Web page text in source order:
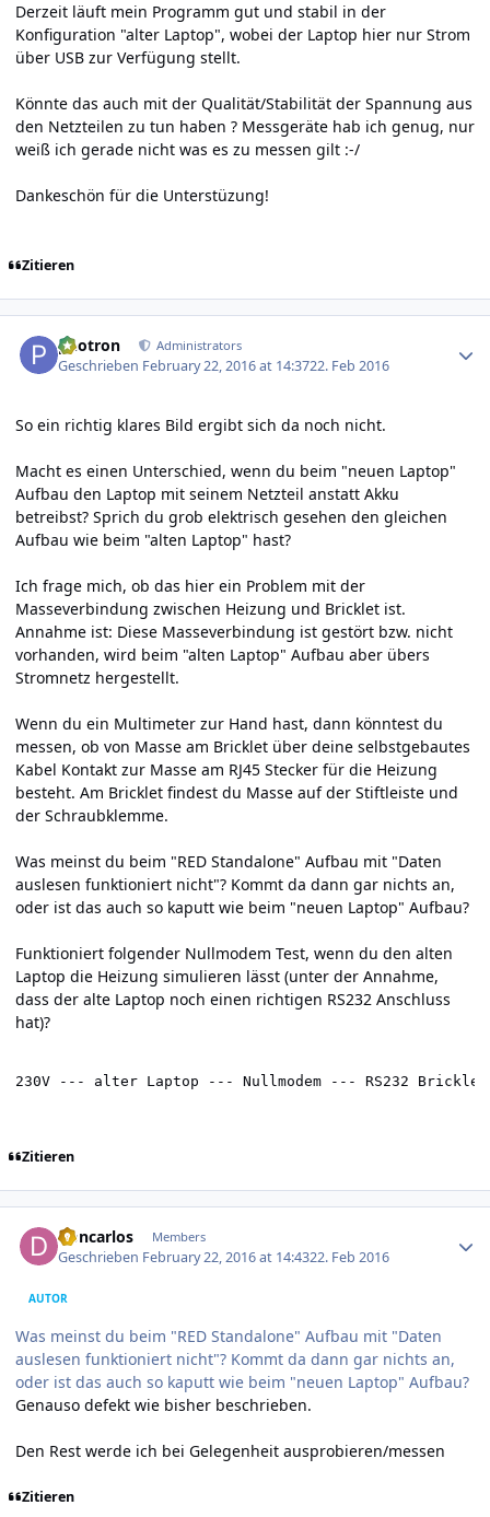
Derzeit läuft mein Programm gut und stabil in der
Konfiguration "alter Laptop", wobei der Laptop hier nur Strom
über USB zur Verfügung stellt.
Könnte das auch mit der Qualität/Stabilität der Spannung aus
den Netzteilen zu tun haben ? Messgeräte hab ich genug, nur
weiß ich gerade nicht was es zu messen gilt :-/
Dankeschön für die Unterstüzung!
Zitieren
photron Administrators
Geschrieben February 22, 2016 at 14:3722. Feb 2016
So ein richtig klares Bild ergibt sich da noch nicht.
Macht es einen Unterschied, wenn du beim "neuen Laptop"
Aufbau den Laptop mit seinem Netzteil anstatt Akku
betreibst? Sprich du grob elektrisch gesehen den gleichen
Aufbau wie beim "alten Laptop" hast?
Ich frage mich, ob das hier ein Problem mit der
Masseverbindung zwischen Heizung und Bricklet ist.
Annahme ist: Diese Masseverbindung ist gestört bzw. nicht
vorhanden, wird beim "alten Laptop" Aufbau aber übers
Stromnetz hergestellt.
Wenn du ein Multimeter zur Hand hast, dann könntest du
messen, ob von Masse am Bricklet über deine selbstgebautes
Kabel Kontakt zur Masse am RJ45 Stecker für die Heizung
besteht. Am Bricklet findest du Masse auf der Stiftleiste und
der Schraubklemme.
Was meinst du beim "RED Standalone" Aufbau mit "Daten
auslesen funktioniert nicht"? Kommt da dann gar nichts an,
oder ist das auch so kaputt wie beim "neuen Laptop" Aufbau?
Funktioniert folgender Nullmodem Test, wenn du den alten
Laptop die Heizung simulieren lässt (unter der Annahme,
dass der alte Laptop noch einen richtigen RS232 Anschluss
hat)?
230V --- alter Laptop --- Nullmodem --- RS232
Zitieren
Doncarlos Members
Geschrieben February 22, 2016 at 14:4322. Feb 2016
AUTOR
Was meinst du beim "RED Standalone" Aufbau mit "Daten
auslesen funktioniert nicht"? Kommt da dann gar nichts an,
oder ist das auch so kaputt wie beim "neuen Laptop" Aufbau?
Genauso defekt wie bisher beschrieben.
Den Rest werde ich bei Gelegenheit ausprobieren/messen
Zitieren